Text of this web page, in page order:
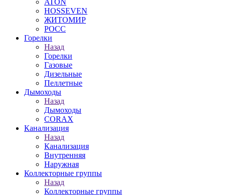
ATON
HOSSEVEN
ЖИТОМИР
РОСС
Горелки
Назад
Горелки
Газовые
Дизельные
Пеллетные
Дымоходы
Назад
Дымоходы
CORAX
Канализация
Назад
Канализация
Внутренняя
Наружная
Коллекторные группы
Назад
Коллекторные группы